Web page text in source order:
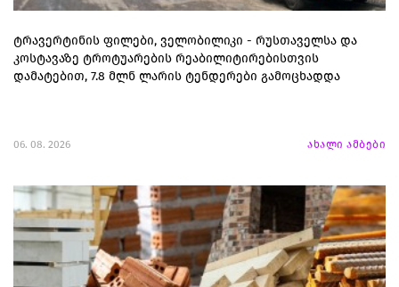
ტრავერტინის ფილები, ველობილიკი - რუსთაველსა და
კოსტავაზე ტროტუარების რეაბილიტირებისთვის
დამატებით, 7.8 მლნ ლარის ტენდერები გამოცხადდა
06. 08. 2026 ახალი ამბები